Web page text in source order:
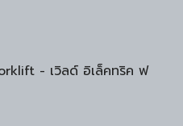
- เวิลด์ อิเล็คทริค ฟ